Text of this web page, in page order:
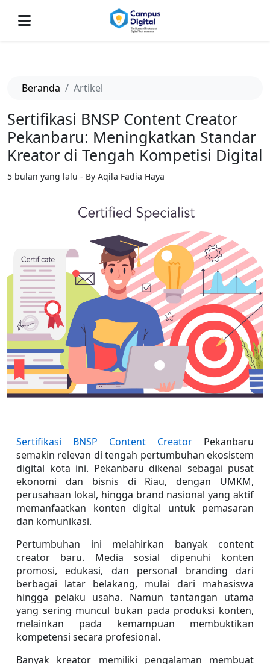
Beranda Artikel
Sertifikasi BNSP Content Creator
Pekanbaru: Meningkatkan Standar
Kreator di Tengah Kompetisi Digital
5 bulan yang lalu - By Aqila Fadia Haya
Sertifikasi BNSP Content Creator Pekanbaru
semakin relevan di tengah pertumbuhan ekosistem
digital kota ini. Pekanbaru dikenal sebagai pusat
ekonomi dan bisnis di Riau, dengan UMKM,
perusahaan lokal, hingga brand nasional yang aktif
memanfaatkan konten digital untuk pemasaran
dan komunikasi.
Pertumbuhan ini melahirkan banyak content
creator baru. Media sosial dipenuhi konten
promosi, edukasi, dan personal branding dari
berbagai latar belakang, mulai dari mahasiswa
hingga pelaku usaha. Namun tantangan utama
yang sering muncul bukan pada produksi konten,
melainkan pada kemampuan membuktikan
kompetensi secara profesional.
Banyak kreator memiliki pengalaman membuat